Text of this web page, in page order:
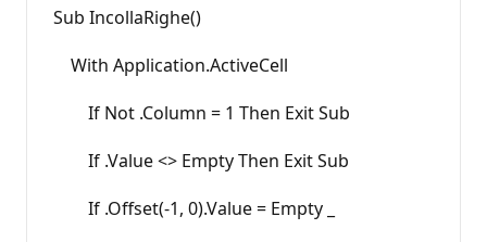
Sub IncollaRighe()
With Application.ActiveCell
If Not .Column = 1 Then Exit Sub
If .Value <> Empty Then Exit Sub
If .Offset(-1, 0).Value = Empty _